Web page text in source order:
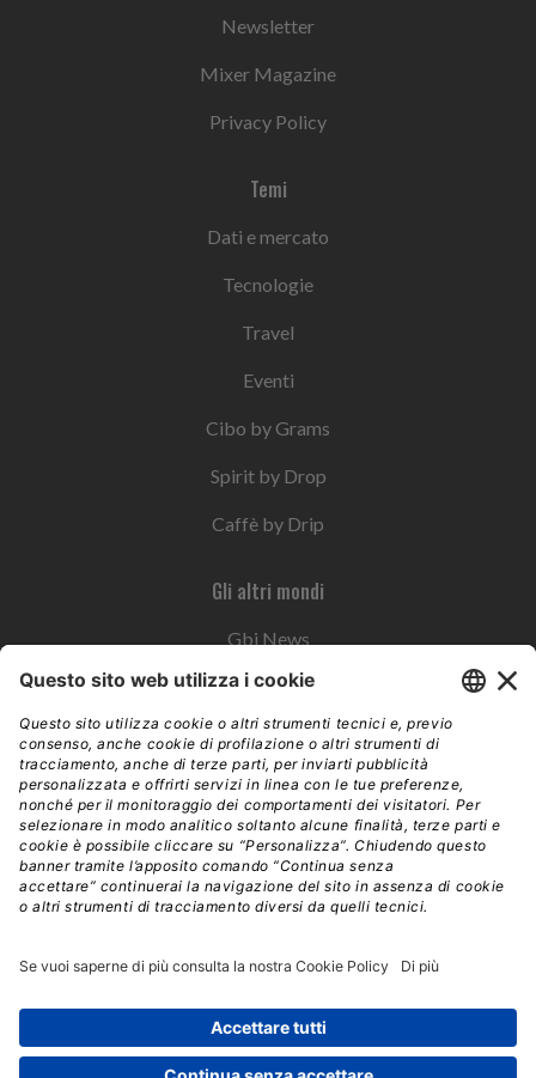
Newsletter
Mixer Magazine
Privacy Policy
Temi
Dati e mercato
Tecnologie
Travel
Eventi
Cibo by Grams
Spirit by Drop
Caffè by Drip
Gli altri mondi
Gbi News
Instoremag
Esplora il gruppo
Edra Edizioni
Edizioni LSWR
LSWR Group
Mixer è un prodotto del network Edra Edizioni. Direzione, amministrazione,
redazione, pubblicità | © Copyright 2026 – Tutti i diritti riservati | Partita IVA e C.F.